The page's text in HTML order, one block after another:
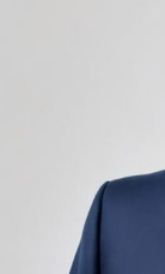
infinit de groși
Zgomotul
adiacent
nemulțumiri
chiar și la
locație. De
drept sursa
de spațiu